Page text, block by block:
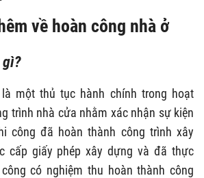
về hoàn công nhà ở
gì?
một thủ tục hành chính trong hoạt
trình nhà cửa nhằm xác nhận sự kiện
công đã hoàn thành công trình xây
cấp giấy phép xây dựng và đã thực
có nghiệm thu hoàn thành công